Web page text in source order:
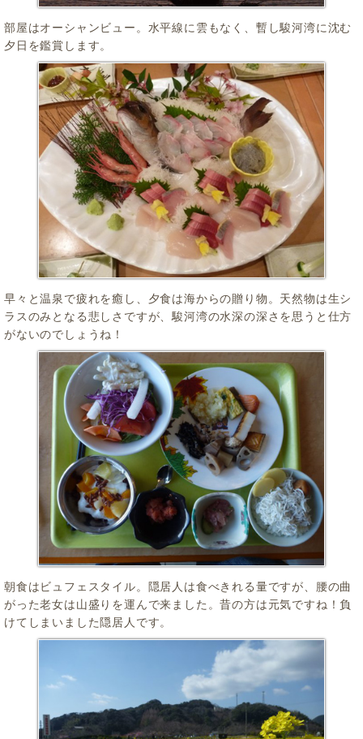
部屋はオーシャンビュー。水平線に雲もなく、暫し駿河湾に沈む
夕日を鑑賞します。
早々と温泉で疲れを癒し、夕食は海からの贈り物。天然物は生シ
ラスのみとなる悲しさですが、駿河湾の水深の深さを思うと仕方
がないのでしょうね！
朝食はビュフェスタイル。隠居人は食べきれる量ですが、腰の曲
がった老女は山盛りを運んで来ました。昔の方は元気ですね！負
けてしまいました隠居人です。